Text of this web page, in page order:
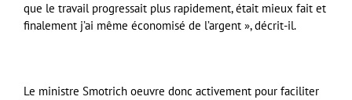
que le travail progressait plus rapidement, était mieux fait et
finalement j’ai même économisé de l’argent », décrit-il.
Le ministre Smotrich oeuvre donc activement pour faciliter